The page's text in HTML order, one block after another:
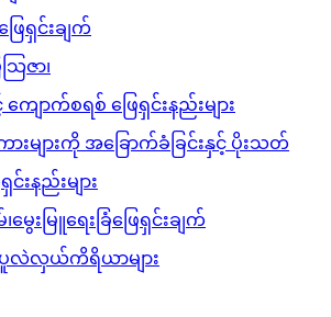
ဖြေရှင်းချက်
သြဇာ၊
ျောက်စရစ် ဖြေရှင်းနည်းများ
းများကို အခြောက်ခံခြင်းနှင့် ပိုးသတ်
ရှင်းနည်းများ
ေးမြူရေးခြံဖြေရှင်းချက်
လဲလှယ်ကိရိယာများ